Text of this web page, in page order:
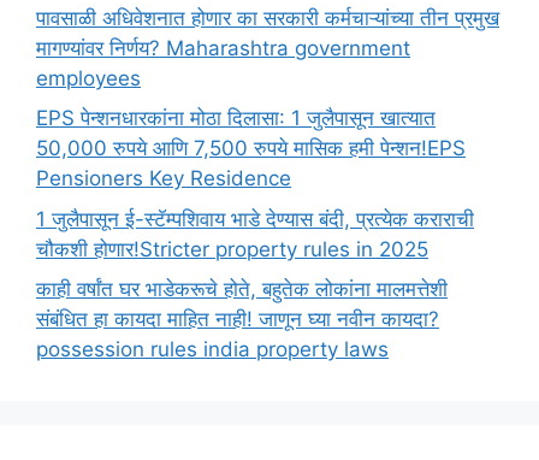
पावसाळी अधिवेशनात होणार का सरकारी कर्मचाऱ्यांच्या तीन प्रमुख
मागण्यांवर निर्णय? Maharashtra government
employees
EPS पेन्शनधारकांना मोठा दिलासा: 1 जुलैपासून खात्यात
50,000 रुपये आणि 7,500 रुपये मासिक हमी पेन्शन!EPS
Pensioners Key Residence
1 जुलैपासून ई-स्टॅम्पशिवाय भाडे देण्यास बंदी, प्रत्येक कराराची
चौकशी होणार!Stricter property rules in 2025
काही वर्षांत घर भाडेकरूचे होते, बहुतेक लोकांना मालमत्तेशी
संबंधित हा कायदा माहित नाही! जाणून घ्या नवीन कायदा?
possession rules india property laws